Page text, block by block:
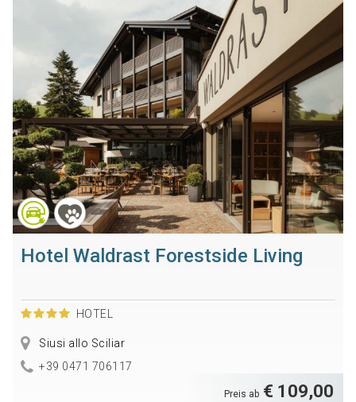
Hotel Waldrast Forestside Living
HOTEL
Siusi allo Sciliar
+39 0471 706117
Preis ab € 109,00